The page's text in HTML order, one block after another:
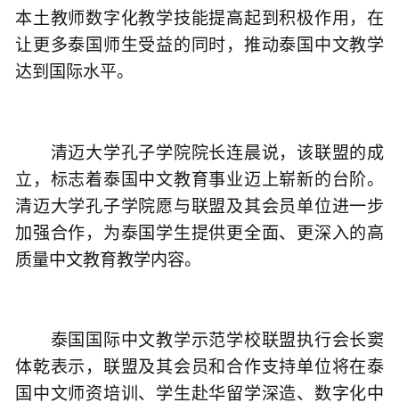
本土教师数字化教学技能提高起到积极作用，在
让更多泰国师生受益的同时，推动泰国中文教学
达到国际水平。
清迈大学孔子学院院长连晨说，该联盟的成
立，标志着泰国中文教育事业迈上崭新的台阶。
清迈大学孔子学院愿与联盟及其会员单位进一步
加强合作，为泰国学生提供更全面、更深入的高
质量中文教育教学内容。
泰国国际中文教学示范学校联盟执行会长窦
体乾表示，联盟及其会员和合作支持单位将在泰
国中文师资培训、学生赴华留学深造、数字化中